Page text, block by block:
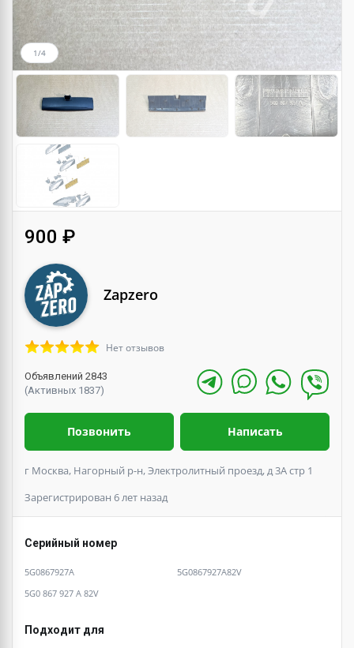
1/4
900 ₽
Zapzero
Нет отзывов
Объявлений 2843
(Активных 1837)
Позвонить Написать
г Москва, Нагорный р-н, Электролитный проезд, д 3А стр 1
Зарегистрирован 6 лет назад
Серийный номер
5G0867927A
5G0867927A82V
5G0 867 927 A 82V
Подходит для